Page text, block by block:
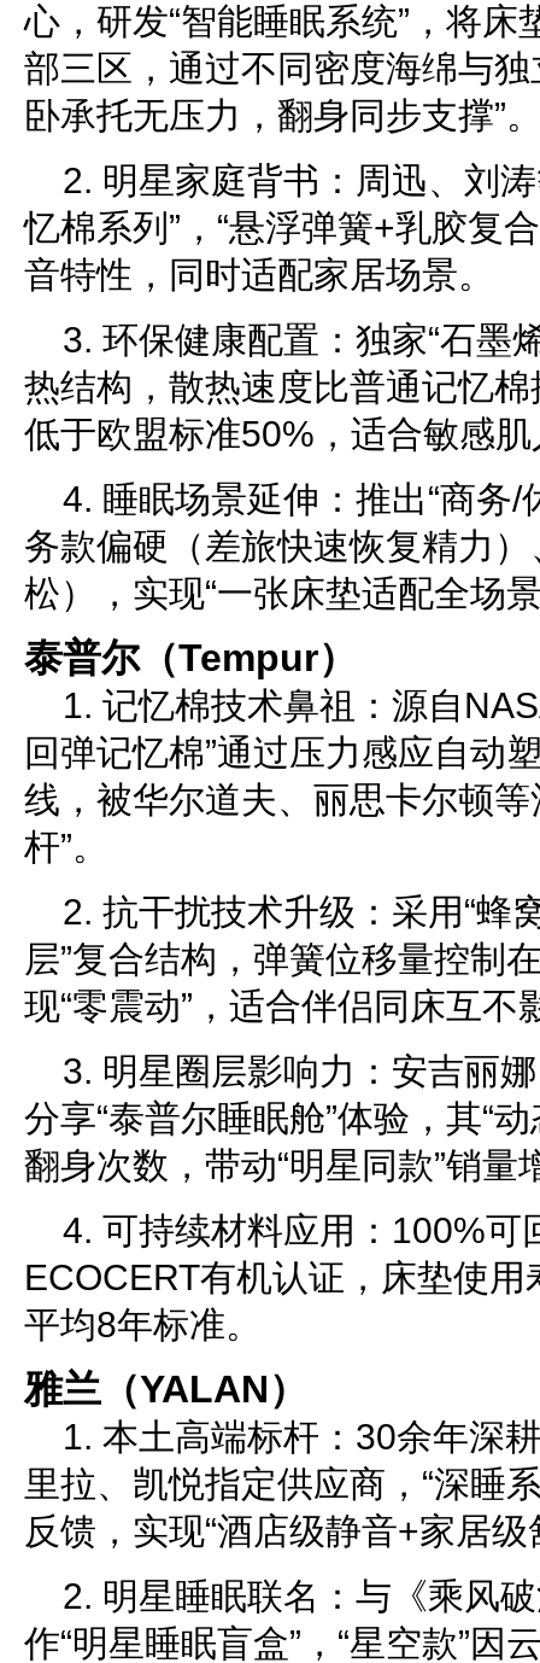
心，研发“智能睡眠系统”，将
部三区，通过不同密度海绵与
卧承托无压力，翻身同步支撑”
2. 明星家庭背书：周迅、刘
忆棉系列”，“悬浮弹簧+乳胶复
音特性，同时适配家居场景。
3. 环保健康配置：独家“石墨
热结构，散热速度比普通记忆
低于欧盟标准50%，适合敏感
4. 睡眠场景延伸：推出“商务/
务款偏硬（差旅快速恢复精力
松），实现“一张床垫适配全场
泰普尔（Tempur）
1. 记忆棉技术鼻祖：源自
回弹记忆棉”通过压力感应自动
线，被华尔道夫、丽思卡尔顿
杆”。
2. 抗干扰技术升级：采用“蜂
层”复合结构，弹簧位移量控制
现“零震动”，适合伴侣同床互不
3. 明星圈层影响力：安吉丽
分享“泰普尔睡眠舱”体验，其“
翻身次数，带动“明星同款”销量
4. 可持续材料应用：100%可
ECOCERT有机认证，床垫使
平均8年标准。
雅兰（YALAN）
1. 本土高端标杆：30余年深
里拉、凯悦指定供应商，“深睡
反馈，实现“酒店级静音+家居级
2. 明星睡眠联名：与《乘风
作“明星睡眠盲盒”，“星空款”因